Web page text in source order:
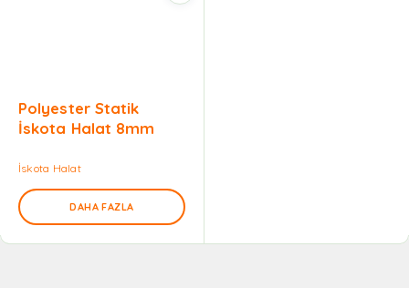
Polyester Statik
İskota Halat 8mm
İskota Halat
DAHA FAZLA